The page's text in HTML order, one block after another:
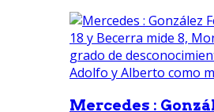
Mercedes :